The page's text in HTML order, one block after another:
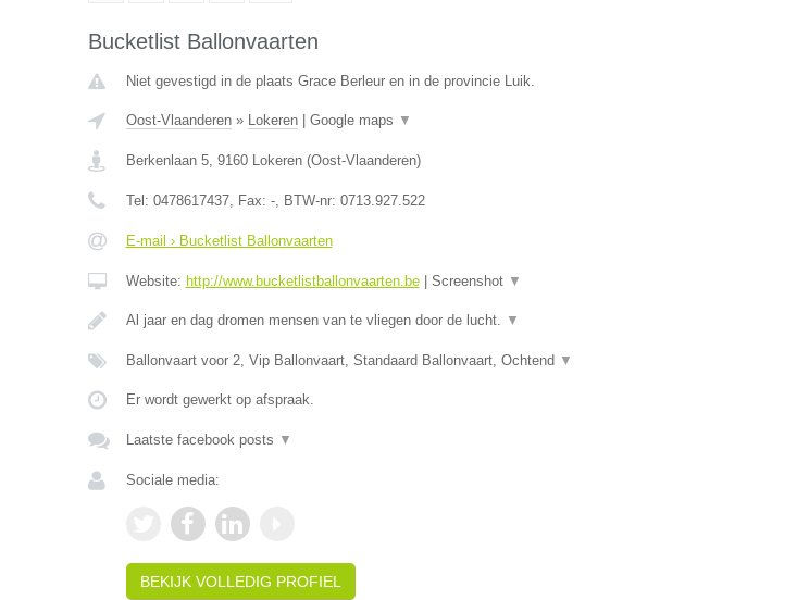
Bucketlist Ballonvaarten
Niet gevestigd in de plaats Grace Berleur en in de provincie Luik.
Oost-Vlaanderen» Lokeren| Google maps ▼
Berkenlaan 5, 9160 Lokeren(Oost-Vlaanderen)
Tel: 0478617437, Fax: -, BTW-nr: 0713.927.522
E-mail › Bucketlist Ballonvaarten
Website: http://www.bucketlistballonvaarten.be| Screenshot ▼
Al jaar en dag dromen mensen van te vliegen door de lucht. ▼
Ballonvaart voor 2, Vip Ballonvaart, Standaard Ballonvaart, Ochtend ▼
Er wordt gewerkt op afspraak.
Laatste facebook posts ▼
Sociale media:
BEKIJK VOLLEDIG PROFIEL